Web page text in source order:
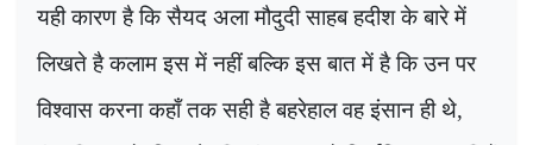
यही कारण है कि सैयद अला मौदुदी साहब हदीश के बारे में
लिखते है कलाम इस में नहीं बल्कि इस बात में है कि उन पर
विश्वास करना कहाँ तक सही है बहरेहाल वह इंसान ही थे,